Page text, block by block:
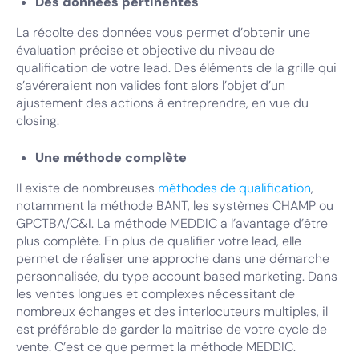
La récolte des données vous permet d’obtenir une
évaluation précise et objective du niveau de
qualification de votre lead. Des éléments de la grille qui
s’avéreraient non valides font alors l’objet d’un
ajustement des actions à entreprendre, en vue du
closing.
Une méthode complète
Il existe de nombreuses méthodes de qualification,
notamment la méthode BANT, les systèmes CHAMP ou
GPCTBA/C&I. La méthode MEDDIC a l’avantage d’être
plus complète. En plus de qualifier votre lead, elle
permet de réaliser une approche dans une démarche
personnalisée, du type account based marketing. Dans
les ventes longues et complexes nécessitant de
nombreux échanges et des interlocuteurs multiples, il
est préférable de garder la maîtrise de votre cycle de
vente. C’est ce que permet la méthode MEDDIC.